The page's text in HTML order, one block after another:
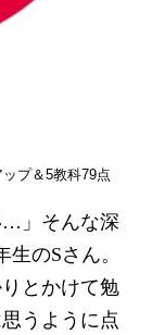
ップ＆5教科79点
…」そんな深
のSさん。
とかけて勉
うように点